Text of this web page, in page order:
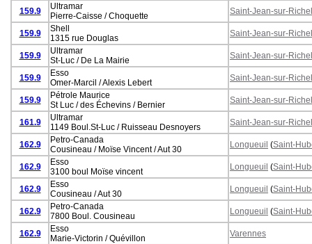
159.9
Ultramar
Pierre-Caisse / Choquette
Saint-Jean-sur-
159.9
Shell
1315 rue Douglas
Saint-Jean-sur-
159.9
Ultramar
St-Luc / De La Mairie
Saint-Jean-sur-
159.9
Esso
Omer-Marcil / Alexis Lebert
Saint-Jean-sur-
159.9
Pétrole Maurice
St Luc / des Échevins / Bernier
Saint-Jean-sur-
161.9
Ultramar
1149 Boul.St-Luc / Ruisseau Desnoyers
Saint-Jean-sur-
162.9
Petro-Canada
Cousineau / Moïse Vincent / Aut 30
Longueuil (Saint-
162.9
Esso
3100 boul Moïse vincent
Longueuil (Saint-
162.9
Esso
Cousineau / Aut 30
Longueuil (Saint-
162.9
Petro-Canada
7800 Boul. Cousineau
Longueuil (Saint-
162.9
Esso
Marie-Victorin / Quévillon
Varennes